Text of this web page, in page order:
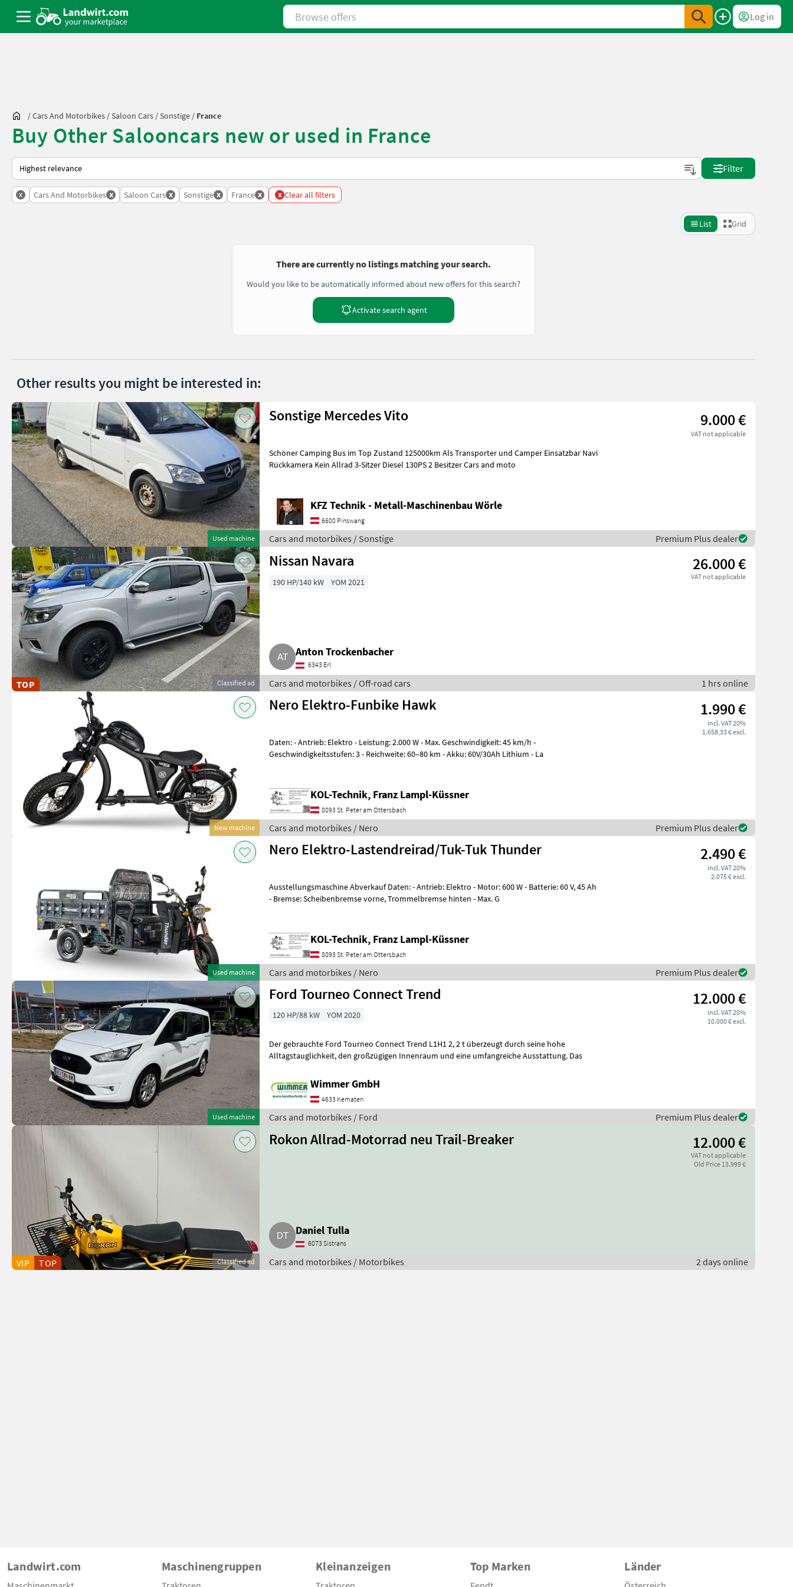
Browse offers
Log in
/Cars And Motorbikes /Saloon Cars /Sonstige / France
Buy Other Salooncars new or used in France
This is how sorting works on Landwirt.com
Filter
x Cars And Motorbikes x Saloon Cars x Sonstige x France x x Clear all filters
List Grid
There are currently no listings matching your search.
Would you like to be automatically informed about new offers for this search?
Activate search agent
Other results you might be interested in:
Used machine
Sonstige Mercedes Vito 9.000 €
VAT not applicable
Schöner Camping Bus im Top Zustand 125000km Als Transporter und Camper Einsatzbar Navi
Rückkamera Kein Allrad 3-Sitzer Diesel 130PS 2 Besitzer Cars and moto
KFZ Technik - Metall-Maschinenbau Wörle
6600 Pinswang
Cars and motorbikes / Sonstige Premium Plus dealer
Classified ad
TOP
Nissan Navara 26.000 €
VAT not applicable
190 HP/140 kW YOM 2021
Anton Trockenbacher
6343 Erl
Cars and motorbikes / Off-road cars 1 hrs online
New machine
Nero Elektro-Funbike Hawk 1.990 €
incl. VAT 20%
1.658,33 € excl.
Daten: - Antrieb: Elektro - Leistung: 2.000 W - Max. Geschwindigkeit: 45 km/h -
Geschwindigkeitsstufen: 3 - Reichweite: 60–80 km - Akku: 60V/30Ah Lithium - La
KOL-Technik, Franz Lampl-Küssner
8093 St. Peter am Ottersbach
Cars and motorbikes / Nero Premium Plus dealer
Used machine
Nero Elektro-Lastendreirad/Tuk-Tuk Thunder 2.490 €
incl. VAT 20%
2.075 € excl.
Ausstellungsmaschine Abverkauf Daten: - Antrieb: Elektro - Motor: 600 W - Batterie: 60 V, 45 Ah
- Bremse: Scheibenbremse vorne, Trommelbremse hinten - Max. G
KOL-Technik, Franz Lampl-Küssner
8093 St. Peter am Ottersbach
Cars and motorbikes / Nero Premium Plus dealer
Used machine
Ford Tourneo Connect Trend 12.000 €
incl. VAT 20%
10.000 € excl.
120 HP/88 kW YOM 2020
Der gebrauchte Ford Tourneo Connect Trend L1H1 2, 2 t überzeugt durch seine hohe
Alltagstauglichkeit, den großzügigen Innenraum und eine umfangreiche Ausstattung. Das
Wimmer GmbH
4633 Kematen
Cars and motorbikes / Ford Premium Plus dealer
Classified ad
VIP TOP
Rokon Allrad-Motorrad neu Trail-Breaker 12.000 €
VAT not applicable
Old Price 13.999 €
Daniel Tulla
6073 Sistrans
Cars and motorbikes / Motorbikes 2 days online
Landwirt.com Maschinengruppen Kleinanzeigen Top Marken Länder